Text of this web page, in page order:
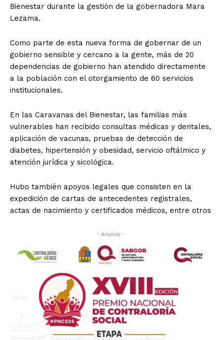
Bienestar durante la gestión de la gobernadora Mara
Lezama.
Como parte de esta nueva forma de gobernar de un
gobierno sensible y cercano a la gente, más de 20
dependencias de gobierno han atendido directamente
a la población con el otorgamiento de 60 servicios
institucionales.
En las Caravanas del Bienestar, las familias más
vulnerables han recibido consultas médicas y dentales,
aplicación de vacunas, pruebas de detección de
diabetes, hipertensión y obesidad, servicio oftálmico y
atención jurídica y sicológica.
Hubo también apoyos legales que consisten en la
expedición de cartas de antecedentes registrales,
actas de nacimiento y certificados médicos, entre otros
- Anuncio -